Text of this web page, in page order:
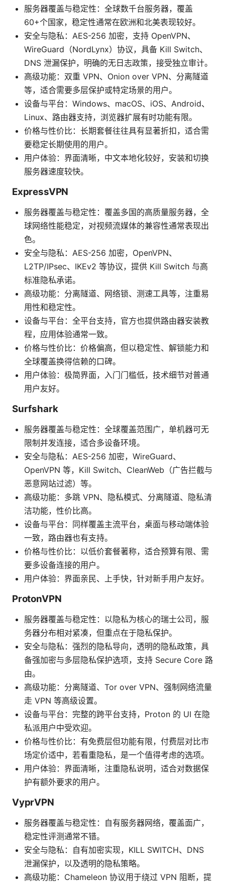
服务器覆盖与稳定性：全球数千台服务器，覆盖
60+个国家，稳定性通常在欧洲和北美表现较好。
安全与隐私：AES-256 加密，支持 OpenVPN、
WireGuard（NordLynx）协议，具备 Kill Switch、
DNS 泄漏保护，明确的无日志政策，接受独立审计。
高级功能：双重 VPN、Onion over VPN、分离隧道
等，适合需要多层保护或特定场景的用户。
设备与平台：Windows、macOS、iOS、Android、
Linux、路由器支持，浏览器扩展有时功能有限。
价格与性价比：长期套餐往往具有显著折扣，适合需
要稳定长期使用的用户。
用户体验：界面清晰，中文本地化较好，安装和切换
服务器速度较快。
ExpressVPN
服务器覆盖与稳定性：覆盖多国的高质量服务器，全
球网络性能稳定，对视频流媒体的兼容性通常表现出
色。
安全与隐私：AES-256 加密，OpenVPN、
L2TP/IPsec、IKEv2 等协议，提供 Kill Switch 与高
标准隐私承诺。
高级功能：分离隧道、网络锁、测速工具等，注重易
用性和稳定性。
设备与平台：全平台支持，官方也提供路由器安装教
程，应用体验通常一致。
价格与性价比：价格偏高，但以稳定性、解锁能力和
全球覆盖换得信赖的口碑。
用户体验：极简界面，入门门槛低，技术细节对普通
用户友好。
Surfshark
服务器覆盖与稳定性：全球覆盖范围广，单机器可无
限制并发连接，适合多设备环境。
安全与隐私：AES-256 加密，WireGuard、
OpenVPN 等，Kill Switch、CleanWeb（广告拦截与
恶意网站过滤）等。
高级功能：多跳 VPN、隐私模式、分离隧道、隐私清
洁功能，性价比高。
设备与平台：同样覆盖主流平台，桌面与移动端体验
一致，路由器也有支持。
价格与性价比：以低价套餐著称，适合预算有限、需
要多设备连接的用户。
用户体验：界面亲民、上手快，针对新手用户友好。
ProtonVPN
服务器覆盖与稳定性：以隐私为核心的瑞士公司，服
务器分布相对紧凑，但重点在于隐私保护。
安全与隐私：强烈的隐私导向，透明的隐私政策，具
备强加密与多层隐私保护选项，支持 Secure Core 路
由。
高级功能：分离隧道、Tor over VPN、强制网络流量
走 VPN 等高级设置。
设备与平台：完整的跨平台支持，Proton 的 UI 在隐
私派用户中受欢迎。
价格与性价比：有免费层但功能有限，付费层对比市
场定价适中，若看重隐私，是一个值得考虑的选项。
用户体验：界面清晰，注重隐私说明，适合对数据保
护有额外要求的用户。
VyprVPN
服务器覆盖与稳定性：自有服务器网络，覆盖面广，
稳定性评测通常不错。
安全与隐私：自有加密实现，KILL SWITCH、DNS
泄漏保护，以及透明的隐私策略。
高级功能：Chameleon 协议用于绕过 VPN 阻断，提